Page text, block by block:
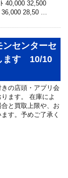
40,000 32,500
28,50 …
ンセンターセ
ます 10/10
の店頭・アプリ会
ます。 在庫によ
と買取上限や、お
す。予めご了承く